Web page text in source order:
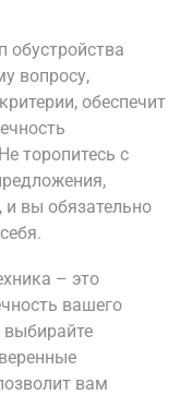
обустройства
вопросу,
обеспечит
торопитесь с
и вы обязательно
– это
вашего
выбирайте
вам